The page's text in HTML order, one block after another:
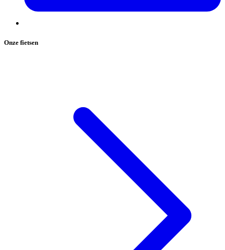
Onze fietsen